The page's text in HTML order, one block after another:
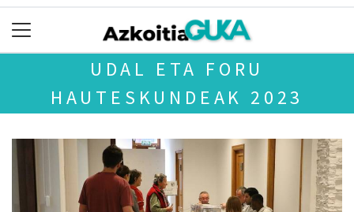
UDAL ETA FORU
HAUTESKUNDEAK 2023